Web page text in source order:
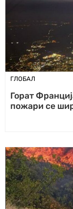
ГЛОБАЛ
Горат
пожари се